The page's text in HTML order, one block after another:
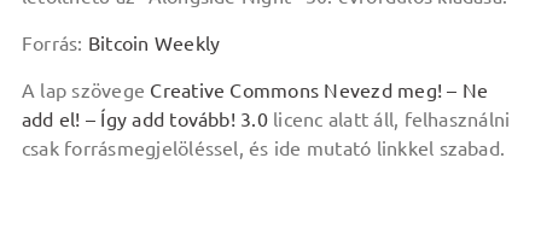
Forrás: Bitcoin Weekly
A lap szövege Creative Commons Nevezd meg! – Ne
add el! – Így add tovább! 3.0licenc alatt áll, felhasználni
csak forrásmegjelöléssel, és ide mutató linkkel szabad.